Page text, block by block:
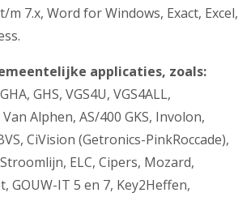
m 7.x, Word for Windows, Exact, Excel,
applicaties, zoals:
GHS, VGS4U, VGS4ALL,
Van Alphen, AS/400 GKS, Involon,
CiVision (Getronics-PinkRoccade),
ELC, Cipers, Mozard,
GOUW-IT 5 en 7, Key2Heffen,